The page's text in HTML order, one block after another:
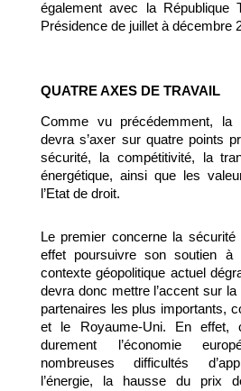
également avec la République
Présidence de juillet à décembre
QUATRE AXES DE TRAVAIL
Comme vu précédemment, la
devra s’axer sur quatre points
sécurité, la compétitivité, la
énergétique, ainsi que les
l’Etat de droit.
Le premier concerne la
effet poursuivre son soutien à
contexte géopolitique actuel
devra donc mettre l’accent sur
partenaires les plus importants,
et le Royaume-Uni. En effet,
durement l’économie
nombreuses difficultés
l’énergie, la hausse du prix